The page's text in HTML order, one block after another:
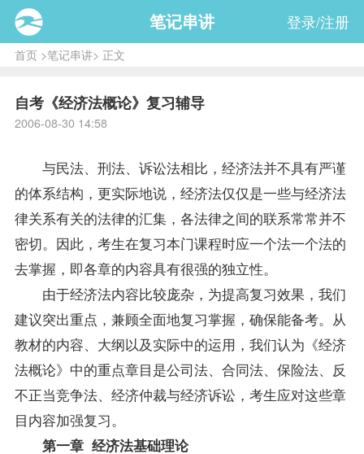
笔记串讲 登录/注册
首页>笔记串讲> 正文
自考《经济法概论》复习辅导
2006-08-30 14:58
与民法、刑法、诉讼法相比，经济法并不具有严谨
的体系结构，更实际地说，经济法仅仅是一些与经济法
律关系有关的法律的汇集，各法律之间的联系常常并不
密切。因此，考生在复习本门课程时应一个法一个法的
去掌握，即各章的内容具有很强的独立性。
由于经济法内容比较庞杂，为提高复习效果，我们
建议突出重点，兼顾全面地复习掌握，确保能备考。从
教材的内容、大纲以及实际中的运用，我们认为《经济
法概论》中的重点章目是公司法、 合同法、保险法、反
不正当竞争法、经济仲裁与经济诉讼，考生应对这些章
目内容加强复习。
第一章 经济法基础理论